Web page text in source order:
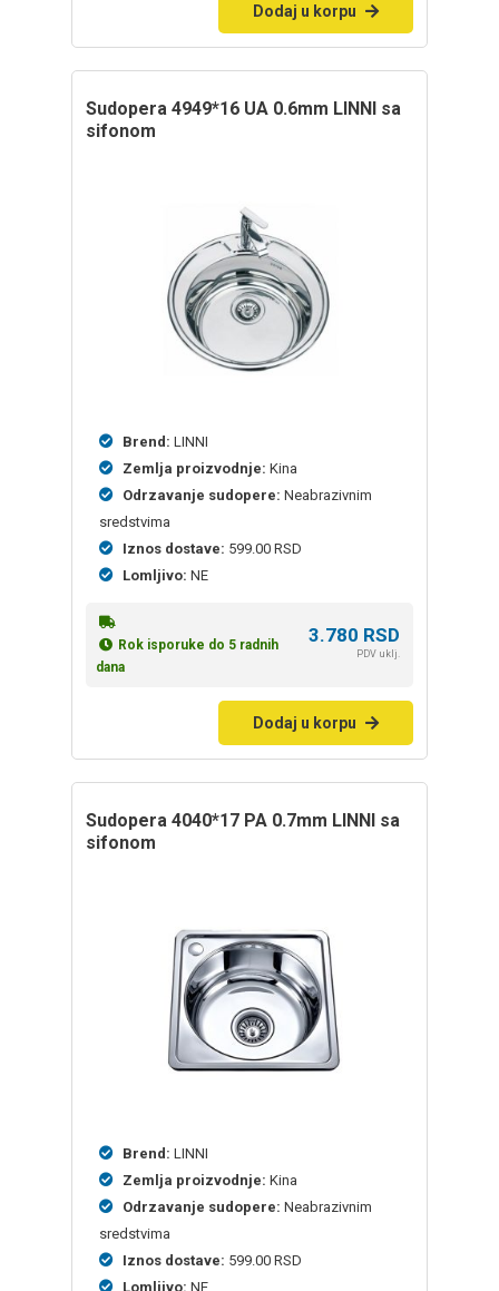
Dodaj u korpu
sudopera 4949*16 UA 0.6mm LINNI sa
sifonom
Brend: LINNI
Zemlja proizvodnje: Kina
Odrzavanje sudopere: Neabrazivnim
sredstvima
Iznos dostave: 599.00 RSD
Lomljivo: NE
Rok isporuke do 5 radnih
dana
3.780 RSD
PDV uklj.
Dodaj u korpu
sudopera 4040*17 PA 0.7mm LINNI sa
sifonom
Brend: LINNI
Zemlja proizvodnje: Kina
Odrzavanje sudopere: Neabrazivnim
sredstvima
Iznos dostave: 599.00 RSD
Lomljivo: NE